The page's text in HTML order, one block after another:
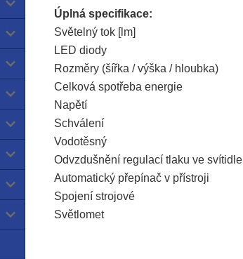
Úplná specifikace:
Světelný tok [lm]
LED diody
Rozměry (šířka / výška / hloubka)
Celková spotřeba energie
Napětí
Schválení
Vodotěsný
Odvzdušnění regulací tlaku ve svítidle
Automatický přepínač v přístroji
Spojení strojové
Světlomet